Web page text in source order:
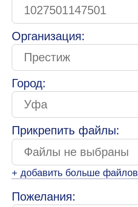
Организация:
Город:
Прикрепить файлы:
+ добавить больше файлов
Пожелания: